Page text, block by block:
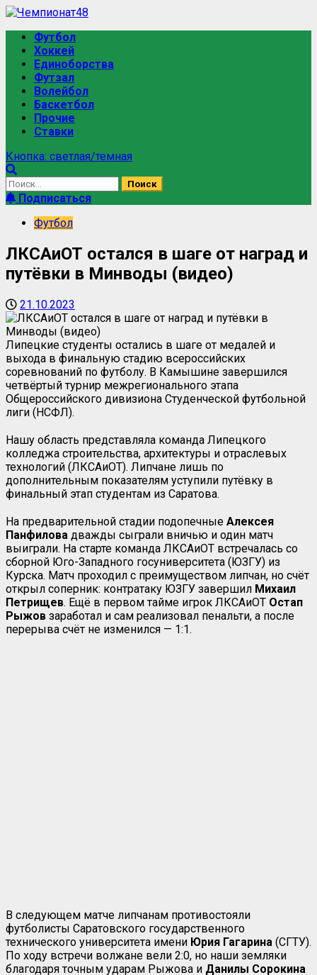
Футбол
Хоккей
Единоборства
Футзал
Волейбол
Баскетбол
Прочие
Ставки
Кнопка: светлая/темная
Подписаться
Футбол
ЛКСАиОТ остался в шаге от наград и
путёвки в Минводы (видео)
21.10.2023
Липецкие студенты остались в шаге от медалей и
выхода в финальную стадию всероссийских
соревнований по футболу. В Камышине завершился
четвёртый турнир межрегионального этапа
Общероссийского дивизиона Студенческой футбольной
лиги (НСФЛ).
Нашу область представляла команда Липецкого
колледжа строительства, архитектуры и отраслевых
технологий (ЛКСАиОТ). Липчане лишь по
дополнительным показателям уступили путёвку в
финальный этап студентам из Саратова.
На предварительной стадии подопечные Алексея
Панфилова дважды сыграли вничью и один матч
выиграли. На старте команда ЛКСАиОТ встречалась со
сборной Юго-Западного госуниверситета (ЮЗГУ) из
Курска. Матч проходил с преимуществом липчан, но счёт
открыл соперник: контратаку ЮЗГУ завершил Михаил
Петрищев. Ещё в первом тайме игрок ЛКСАиОТ Остап
Рыжов заработал и сам реализовал пенальти, а после
перерыва счёт не изменился — 1:1.
В следующем матче липчанам противостояли
футболисты Саратовского государственного
технического университета имени Юрия Гагарина (СГТУ).
По ходу встречи волжане вели 2:0, но наши земляки
благодаря точным ударам Рыжова и Данилы Сорокина